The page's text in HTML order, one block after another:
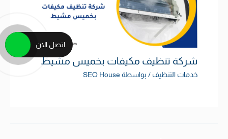
شركة تنظيف مكيفات بخميس مشيط
خدمات التنظيف/ بواسطة SEO House
اتصل الان